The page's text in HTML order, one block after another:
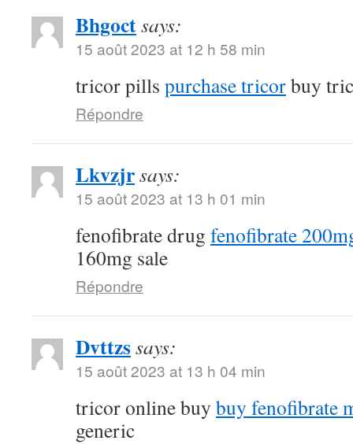
Bhgoctsays:
15 août 2023 at 12 h 58 min
tricor pills purchase tricorbuy
Répondre
Lkvzjrsays:
15 août 2023 at 13 h 01 min
fenofibrate drug fenofibrate
160mg sale
Répondre
Dvttzssays:
15 août 2023 at 13 h 04 min
tricor online buy buy fenofibrate
generic